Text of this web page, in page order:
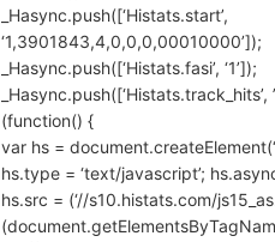
_Hasync.push([‘Histats.start’,
‘1,3901843,4,0,0,0,00010000’]);
_Hasync.push([‘Histats.fasi’, ‘1’]);
_Hasync.push([‘Histats.track_hits’,
(function() {
var hs =
hs.type = ‘text/javascript’;
hs.src = (‘//s10.histats.com/